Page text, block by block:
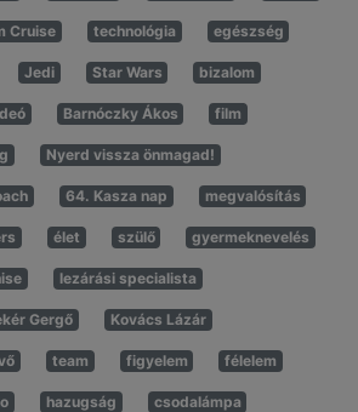
Cruise technológia egészség
Jedi Star Wars bizalom
Barnóczky Ákos film
Nyerd vissza önmagad!
64. Kasza nap megvalósítás
élet szülő gyermeknevelés
lezárási specialista
Gergő Kovács Lázár
team figyelem félelem
hazugság csodalámpa